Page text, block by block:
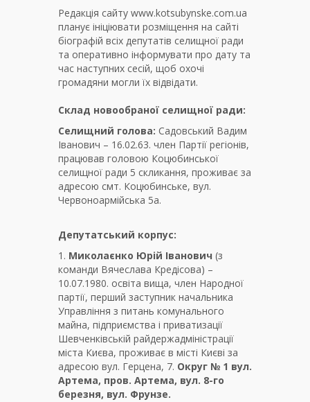
Редакція сайту www.kotsubynske.com.ua
планує ініціювати розміщення на сайті
біографій всіх депутатів селищної ради
та оперативно інформувати про дату та
час наступних сесій, щоб охочі
громадяни могли їх відвідати.
Склад новообраної селищної ради:
Селищний голова: Садовський Вадим
Іванович – 16.02.63. член Партії регіонів,
працював головою Коцюбинської
селищної ради 5 скликання, проживає за
адресою смт. Коцюбинське, вул.
Червоноармійська 5а.
Депутатський корпус:
1. Миколаєнко Юрій Іванович (з
команди Вячеслава Кредісова) –
10.07.1980. освіта вища, член Народної
партії, перший заступник начальника
Управління з питань комунального
майна, підприємства і приватизації
Шевченківській райдержадміністрації
міста Києва, проживає в місті Києві за
адресою вул. Герцена, 7. Округ № 1 вул.
Артема, пров. Артема, вул. 8-го
березня, вул. Фрунзе.